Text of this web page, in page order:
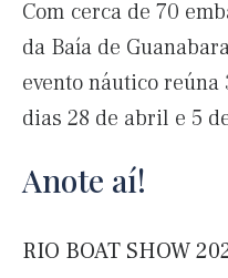
Com cerca de 70
da Baía de
evento náutico
dias 28 de abril e 5
Anote aí!
RIO BOAT SHOW